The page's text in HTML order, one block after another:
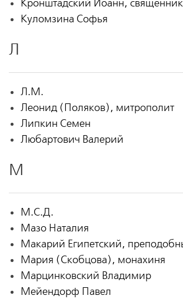
Кронштадский Иоанн, священник
Куломзина Софья
Л
Л.М.
Леонид (Поляков), митрополит
Липкин Семен
Любартович Валерий
М
М.С.Д.
Мазо Наталия
Макарий Египетский,
Мария (Скобцова), монахиня
Марцинковский Владимир
Мейендорф Павел